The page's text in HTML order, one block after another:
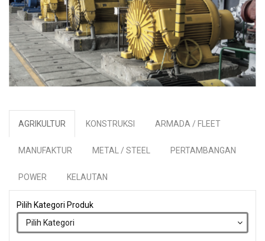
AGRIKULTUR KONSTRUKSI ARMADA / FLEET
MANUFAKTUR METAL / STEEL PERTAMBANGAN
POWER KELAUTAN
Pilih Kategori Produk